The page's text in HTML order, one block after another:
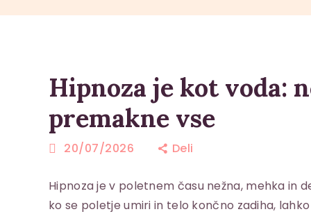
Hipnoza je kot voda:
premakne vse
20/07/2026 Deli
Hipnoza je v poletnem času nežna, mehka in
ko se poletje umiri in telo končno zadiha,